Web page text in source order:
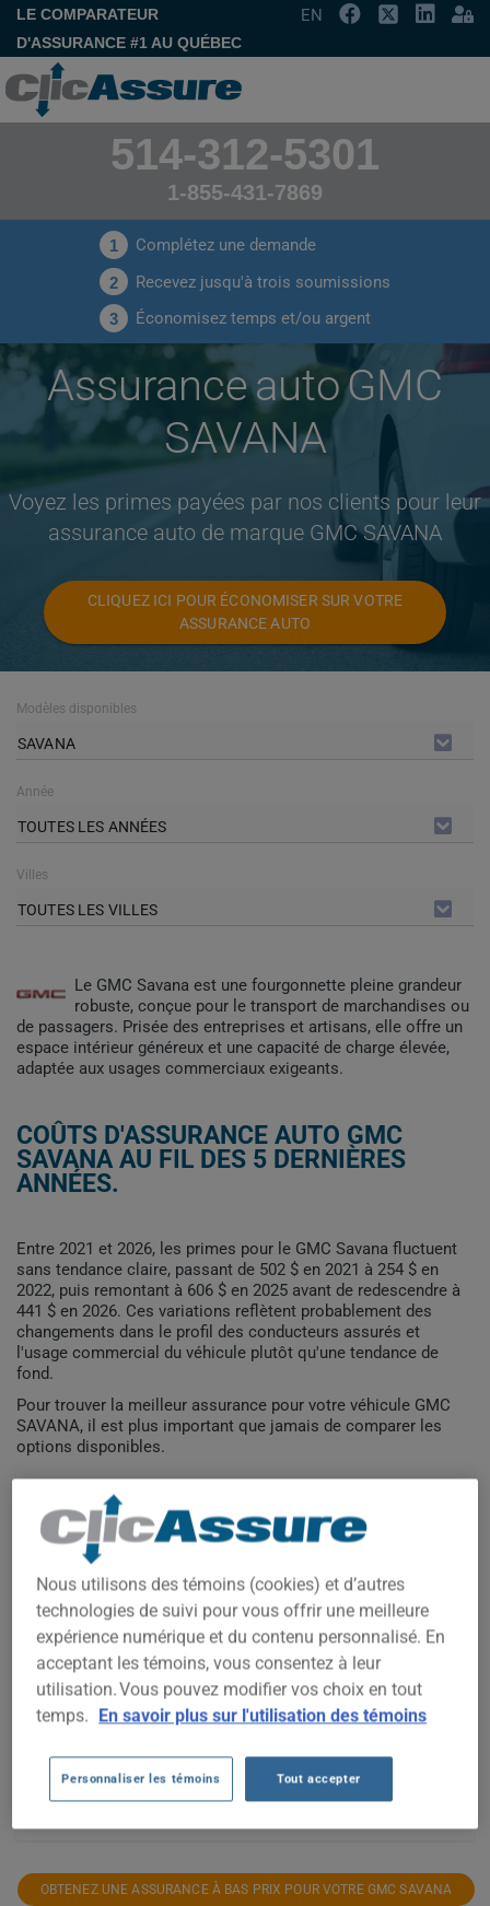
LE COMPARATEUR
D'ASSURANCE #1 AU QUÉBEC
EN
514-312-5301
1-855-431-7869
1 Complétez une demande
2 Recevez jusqu'à trois soumissions
3 Économisez temps et/ou argent
Assurance auto GMC
SAVANA
Voyez les primes payées par nos clients pour leur
assurance auto de marque GMC SAVANA
CLIQUEZ ICI POUR ÉCONOMISER SUR VOTRE
ASSURANCE AUTO
Modèles disponibles
SAVANA
Année
TOUTES LES ANNÉES
Villes
TOUTES LES VILLES
Le GMC Savana est une fourgonnette pleine grandeur
robuste, conçue pour le transport de marchandises ou
de passagers. Prisée des entreprises et artisans, elle offre un
espace intérieur généreux et une capacité de charge élevée,
adaptée aux usages commerciaux exigeants.
COÛTS D'ASSURANCE AUTO GMC
SAVANA AU FIL DES 5 DERNIÈRES
ANNÉES.
Entre 2021 et 2026, les primes pour le GMC Savana fluctuent
sans tendance claire, passant de 502 $ en 2021 à 254 $ en
2022, puis remontant à 606 $ en 2025 avant de redescendre à
441 $ en 2026. Ces variations reflètent probablement des
changements dans le profil des conducteurs assurés et
l'usage commercial du véhicule plutôt qu'une tendance de
fond.
Pour trouver la meilleur assurance pour votre véhicule GMC
SAVANA, il est plus important que jamais de comparer les
options disponibles.
2021 2022 2023 2024 2025
300$
400$
500$
OBTENEZ UNE ASSURANCE À BAS PRIX POUR VOTRE GMC SAVANA
Nous utilisons des témoins (cookies) et d’autres
technologies de suivi pour vous offrir une meilleure
expérience numérique et du contenu personnalisé. En
acceptant les témoins, vous consentez à leur
utilisation. Vous pouvez modifier vos choix en tout
temps. En savoir plus sur l'utilisation des témoins
Personnaliser les témoins Tout accepter